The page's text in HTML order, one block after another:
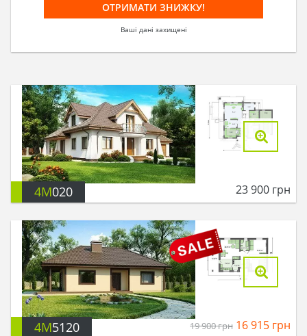
Ваші дані захищені
4M020 23 900 грн
4M5120 19 900грн 16 915 грн